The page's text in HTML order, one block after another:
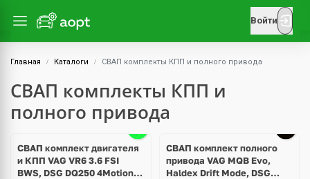
Войти
Главная Каталоги СВАП комплекты КПП и полного привода
СВАП комплекты КПП и
полного привода
СВАП комплект двигателя
и КПП VAG VR6 3.6 FSI
BWS, DSG DQ250 4Motion,
СВАП комплект полного
привода VAG MQB Evo,
Haldex Drift Mode, DSG